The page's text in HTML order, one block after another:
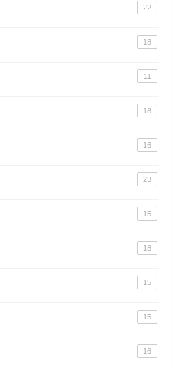
22
18
11
18
16
23
15
18
15
15
16